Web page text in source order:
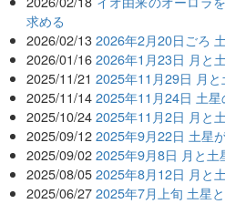
求める
2026/02/13 2026年2月20日ごろ
2026/01/16 2026年1月23日 月と
2025/11/21 2025年11月29日 月と
2025/11/14 2025年11月24日 土
2025/10/24 2025年11月2日 月と
2025/09/12 2025年9月22日 土星
2025/09/02 2025年9月8日 月と土
2025/08/05 2025年8月12日 月と
2025/06/27 2025年7月上旬 土星